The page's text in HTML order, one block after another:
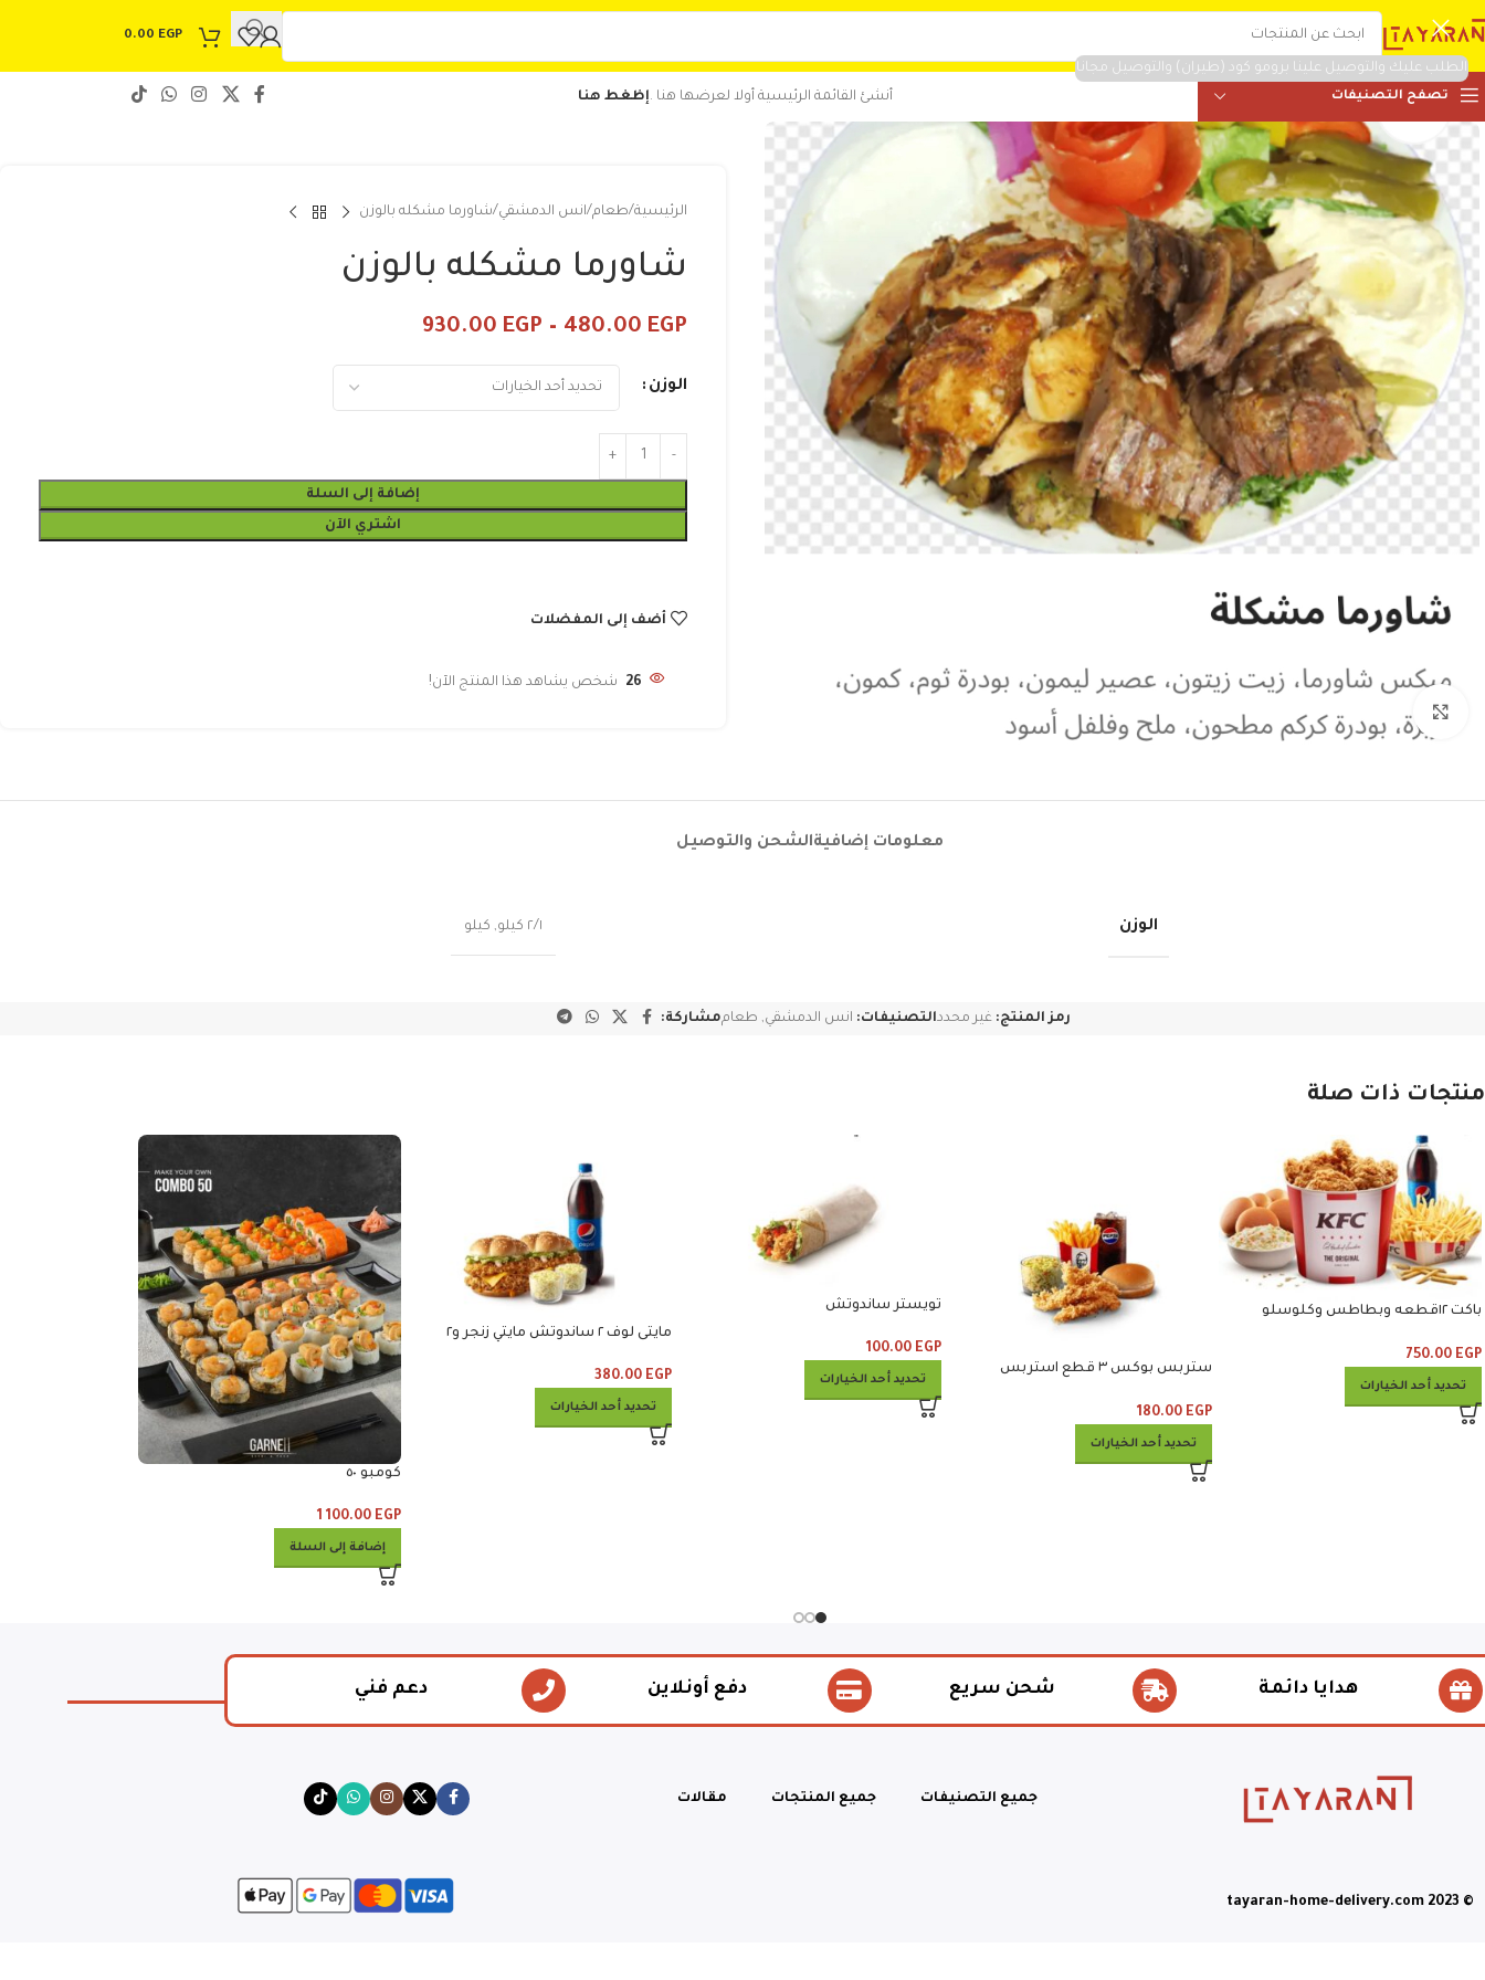
الطلب عليك والتوصيل علينا برومو كود (طيران) والتوصيل مجانا
0.00 EGP
تصفح التصنيفات أنشئ القائمة الرئيسية أولا لعرضها هنا .إظغط هنا
Click to enlarge
الرئيسية طعام انس الدمشقي شاورما مشكله بالوزن
شاورما مشكله بالوزن
480.00 EGP
–
930.00 EGP
الوزن
إضافة إلى السلة
اشتري الآن
أضف إلى المفضلات
26 شخص يشاهد هذا المنتج الآن!
معلومات إضافيةالشحن والتوصيل
الوزن ٢/١ كيلو , كيلو
رمز المنتج:غير محددالتصنيفات: انس الدمشقي, طعاممشاركة:
منتجات ذات صلة
باكت ١٢قطعه وبطاطس وكلوسلو
750.00 EGP
تحديد أحد الخيارات
ستربس بوكس ٣ قطع استربس
180.00 EGP
تحديد أحد الخيارات
تويستر ساندوتش
100.00 EGP
تحديد أحد الخيارات
مايتى لوف ٢ ساندوتش مايتي زنجر و٢
380.00 EGP
تحديد أحد الخيارات
كومبو ٥٠
1 100.00 EGP
إضافة إلى السلة
هدايا دائمة شحن سريع دفع أونلاين دعم فني
جميع التصنيفات جميع المنتجات مقالات
© tayaran-home-delivery.com 2023